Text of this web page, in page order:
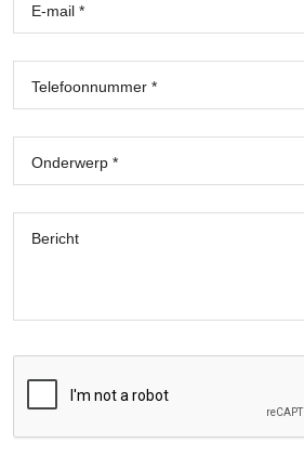
E-mail *
Telefoonnummer *
Onderwerp *
Bericht